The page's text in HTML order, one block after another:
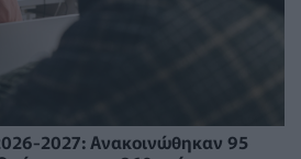
2027: Ανακοινώθηκαν 95